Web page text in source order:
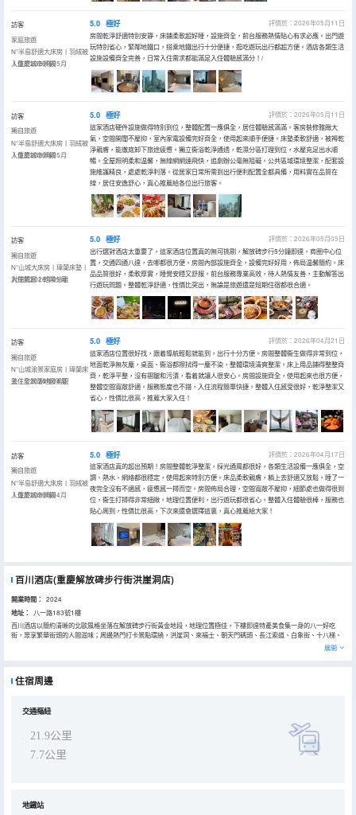
訪客
家庭旅遊
N°半島舒適大床房丨羽絨被
丨重慶城市景觀
入住於2026年05月
5.0 極好
評價於：2026年05月11日
房間乾淨舒適特別安靜，床鋪柔軟超好睡，設施齊全，前台服務熱情貼心有求必應。出門遊
玩特別省心，緊鄰地鐵口，搭乘地鐵出行十分便捷，逛吃遊玩出行都超方便。酒店各類生活
設施設備齊全完善，日常入住需求都能滿足入住體驗感滿分！/
訪客
獨自旅遊
N°半島舒適大床房丨羽絨被
丨重慶城市景觀
入住於2026年05月
5.0 極好
評價於：2026年05月11日
這家酒店硬件設施做得特別到位，整體配置一應俱全，居住體驗感滿滿。客房裝修雅緻大
氣，空間開闊不壓抑，室內家電設備完好齊全，使用起來順手便捷。床墊柔軟舒適，被褥乾
淨親膚，能徹底卸下旅途疲憊。獨立衞浴乾淨通透，乾濕分區打理到位，水壓充足出水順
暢。全屋照明柔和温馨，無線網網速飛快，追劇辦公毫無阻礙。公共區域環境整潔，配套設
施維護精良，處處乾淨利落。從居家日常所需到出行便利配置全都具備，用料實在品質在
線，居住安逸舒心，真心推薦給各位出行旅客。
訪客
獨自旅遊
N°山城大床房丨瑋蘭床墊丨
封閉飄窗丨乾濕分離
入住於2026年05月
5.0 極好
評價於：2026年05月05日
出行選對酒店太重要了，這家酒店位置真的無可挑剔，解放碑步行5分鐘即達，商圈中心位
置，交通四通八達，去哪都很方便。房間內部設施齊全，設備完好好用，佈局温馨簡約。床
品品質很好，柔軟厚實，睡覺安穩又舒服。前台服務專業高效，待人熱情友善，主動解答出
行遊玩問題。整體乾淨舒適，性價比突出，無論是旅遊還是短期住宿都很合適。
訪客
獨自旅遊
N°山城渝景家庭房丨瑋蘭床
墊丨全景落地窗景觀
入住於2026年04月
5.0 極好
評價於：2026年04月21日
這家酒店位置很好找，跟着導航輕鬆就能到，出行十分方便。房間整體衞生做得非常到位，
地面乾淨無灰塵，桌面、衞浴都擦拭得一塵不染，整體環境清爽整潔。床上用品鋪得整整齊
齊，乾淨平整，沒有褶皺和污漬，看着就讓人很安心。房間設施齊全，使用起來也很方便，
整體空間寬敞舒適。服務態度也不錯，入住流程簡單快捷。整體入住感受很好，乾淨整潔又
省心，性價比很高，推薦大家入住！
訪客
獨自旅遊
N°半島舒適大床房丨羽絨被
丨重慶城市景觀
入住於2026年04月
5.0 極好
評價於：2026年04月17日
這家酒店真的超出預期！房間整體乾淨整潔，採光通風都很好，各類生活設備一應俱全，空
調、熱水、網絡都很穩定，使用起來特別方便。床品柔軟親膚，躺上去舒適又放鬆，睡了一
夜完全沒有不適感，疲憊感一掃而空。房間佈局合理，空間寬敞不壓抑，細節處也做得很到
位，衞生打掃得非常細緻。地理位置便利，出行遊玩都很省心。整體入住體驗很棒，服務也
貼心周到，性價比很高，下次來還會選擇這裏，真心推薦給大家！
百川酒店(重慶解放碑步行街洪崖洞店)
開業時間： 2024
地址：
八一路183號1樓
百川酒店以簡約清晰的北歐風格坐落在解放碑步行街黃金地段，地理位置極佳，下樓即達特產美食集一身的八一好吃
街，眾享繁華街頭的人間滋味；周邊熱門打卡景點環繞，洪崖洞、來福士、朝天門碼頭、長江索道、白象街、十八梯、
山城步道等均步行可達，更有多條公交地鐵線路滿足出行需求；客房設計獨特時尚，配套設施乾淨齊全；好時光可以一
分為二，一半給予旅途中的自己，一半給予暫停旅遊中的自己，在寬敞明亮的房間裏，躺在舒適柔軟的床上，享受着暫
每一次下榻都是回家的舒心體驗，希望來到酒店的每位客人在這裏都能感受身心的自在鬆弛。
展開
住宿周邊
交通樞紐
21.9公里
7.7公里
地鐵站